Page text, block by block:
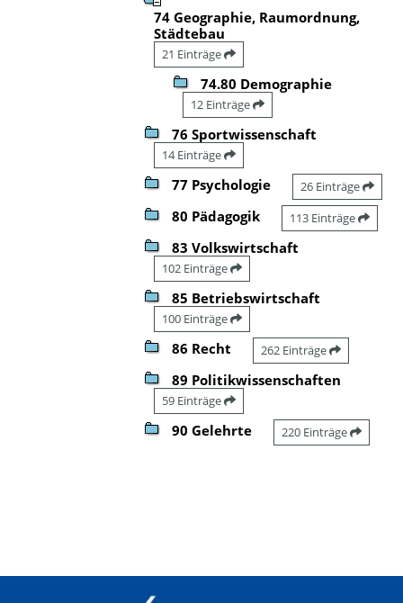
74 Geographie, Raumordnung,
Städtebau
21 Einträge
74.80 Demographie
12 Einträge
76 Sportwissenschaft
14 Einträge
77 Psychologie 26 Einträge
80 Pädagogik 113 Einträge
83 Volkswirtschaft
102 Einträge
85 Betriebswirtschaft
100 Einträge
86 Recht 262 Einträge
89 Politikwissenschaften
59 Einträge
90 Gelehrte 220 Einträge